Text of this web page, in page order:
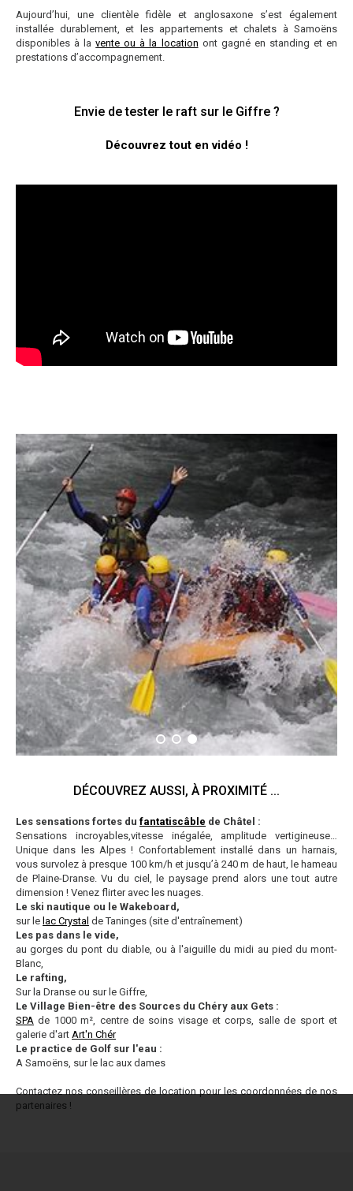
Aujourd’hui, une clientèle fidèle et anglosaxone s’est également
installée durablement, et les appartements et chalets à Samoëns
disponibles à lavente ou à la location ont gagné en standing et en
prestations d’accompagnement.
Envie de tester le raft sur le Giffre ?
Découvrez tout en vidéo !
DÉCOUVREZ AUSSI, À PROXIMITÉ ...
Les sensations fortes du fantatiscâble de Châtel :
Sensations incroyables,vitesse inégalée, amplitude vertigineuse…
Unique dans les Alpes ! Confortablement installé dans un harnais,
vous survolez à presque 100 km/h et jusqu’à 240 m de haut, le hameau
de Plaine-Dranse.Vu du ciel, le paysage prend alors une tout autre
dimension ! Venez flirter avec les nuages.
Le ski nautique ou le Wakeboard,
sur le lac Crystal de Taninges (site d'entraînement)
Les pas dans le vide,
au gorges du pont du diable, ou à l'aiguille du midi au pied du mont-
Blanc,
Le rafting,
Sur la Dranse ou sur le Giffre,
Le Village Bien-être des Sources du Chéry aux Gets :
SPA de 1000 m², centre de soins visage et corps, salle de sport et
galerie d'art Art'n Chér
Le practice de Golf sur l'eau :
A Samoëns, sur le lac aux dames
Contactez nos conseillères de location pour les coordonnées de nos
partenaires !